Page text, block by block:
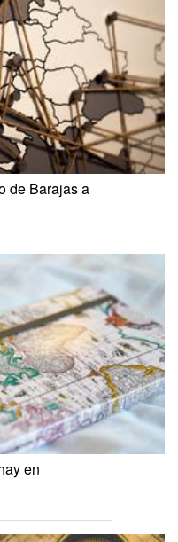
de Barajas a
en